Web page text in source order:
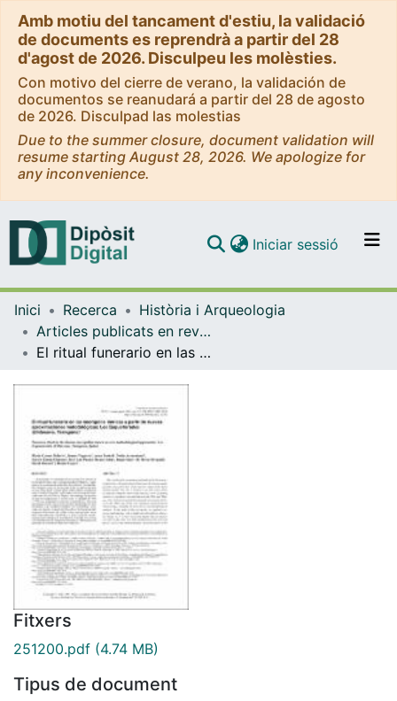
Amb motiu del tancament d'estiu, la validació
de documents es reprendrà a partir del 28
d'agost de 2026. Disculpeu les molèsties.
Con motivo del cierre de verano, la validación de
documentos se reanudará a partir del 28 de agosto
de 2026. Disculpad las molestias
Due to the summer closure, document validation will
resume starting August 28, 2026. We apologize for
any inconvenience.
Navega per tot el DD
Contacte
Iniciar sessió (current)
Inici Recerca
Història i Arqueologia
Articles publicats en revistes (Història i Arqueologia)
El ritual funerario en las necrópolis ibéricas a partir de nuevas aproximaciones metodológicas: Les Esquarterades(Ulldecona, Tarragona)
Fitxers
251200.pdf (4.74 MB)
Tipus de document